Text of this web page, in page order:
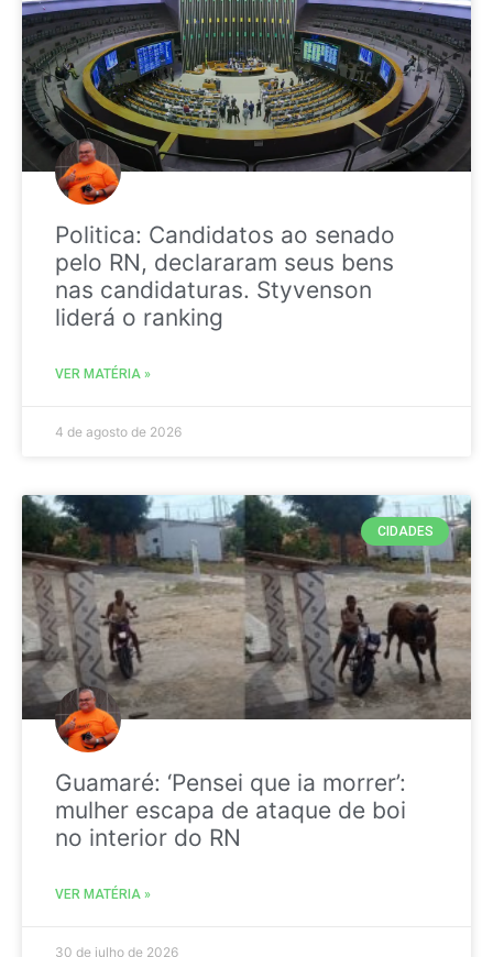
Politica: Candidatos ao senado
pelo RN, declararam seus bens
nas candidaturas. Styvenson
liderá o ranking
VER MATÉRIA »
4 de agosto de 2026
CIDADES
Guamaré: ‘Pensei que ia morrer’:
mulher escapa de ataque de boi
no interior do RN
VER MATÉRIA »
30 de julho de 2026